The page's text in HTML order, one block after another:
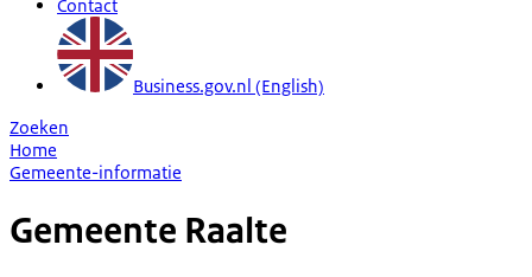
Contact
Business.gov.nl (English)
Zoeken
Home
Gemeente-informatie
Gemeente Raalte